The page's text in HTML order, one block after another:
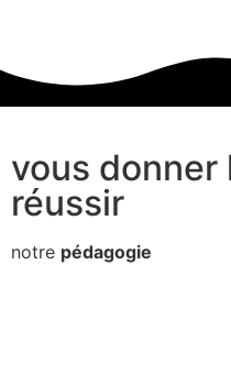
vous donner
réussir
notre pédagogie